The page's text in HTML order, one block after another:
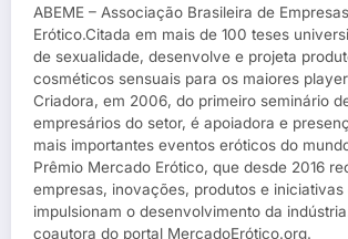
ABEME – Associação Brasileira de
Erótico.Citada em mais de 100 teses
de sexualidade, desenvolve e projeta
cosméticos sensuais para os maiores
Criadora, em 2006, do primeiro seminário
empresários do setor, é apoiadora e
mais importantes eventos eróticos do
Prêmio Mercado Erótico, que desde 2016
empresas, inovações, produtos e iniciativas
impulsionam o desenvolvimento da
coautora do portal MercadoErótico.org.